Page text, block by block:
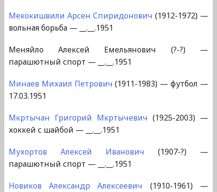
Мекокишвили Арсен Спиридонович (1912-1972) —
вольная борьба — __.__.1951
Меняйло Алексей Емельянович (?-?) —
парашютный спорт — __.__.1951
Минаев Михаил Петрович (1911-1983) — футбол —
17.03.1951
Мкртычан Григорий Мкртычевич (1925-2003) —
хоккей с шайбой — __.__.1951
Мухортов Алексей Иванович (1907-?) —
парашютный спорт — __.__.1951
Новиков Александр Алексеевич (1910-1961) —